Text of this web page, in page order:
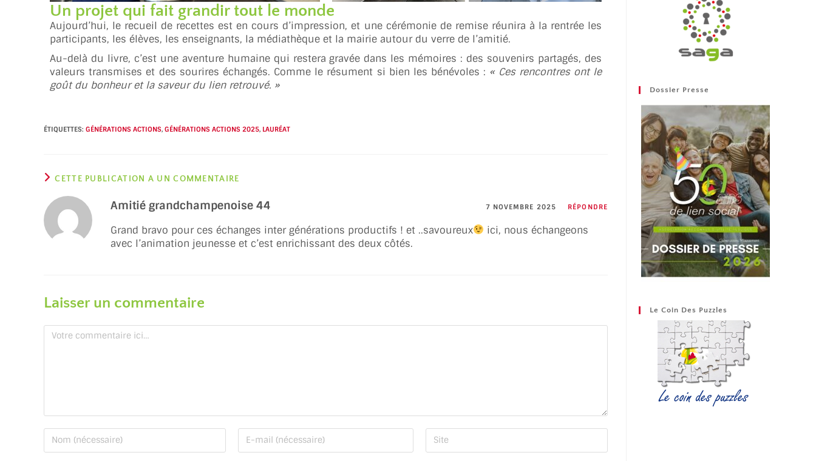
Un projet qui fait grandir tout le monde
Aujourd’hui, le recueil de recettes est en cours d’impression, et une cérémonie de remise réunira à la rentrée les
participants, les élèves, les enseignants, la médiathèque et la mairie autour du verre de l’amitié.
Au-delà du livre, c’est une aventure humaine qui restera gravée dans les mémoires : des souvenirs partagés, des
valeurs transmises et des sourires échangés. Comme le résument si bien les bénévoles : « Ces rencontres ont le
goût du bonheur et la saveur du lien retrouvé. »
ÉTIQUETTES: GÉNÉRATIONS ACTIONS, GÉNÉRATIONS ACTIONS 2025, LAURÉAT
CETTE PUBLICATION A UN COMMENTAIRE
Amitié grandchampenoise 44 7 NOVEMBRE 2025 RÉPONDRE
Grand bravo pour ces échanges inter générations productifs ! et ..savoureux
ici, nous échangeons
avec l’animation jeunesse et c’est enrichissant des deux côtés.
Laisser un commentaire
Dossier Presse
Le Coin Des Puzzles